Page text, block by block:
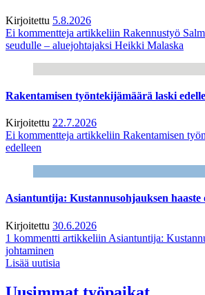
Kirjoitettu 5.8.2026
Ei kommentteja artikkeliin Rakennustyö
seudulle – aluejohtajaksi Heikki Malaska
Rakentamisen työntekijämäärä laski
Kirjoitettu 22.7.2026
Ei kommentteja artikkeliin Rakentamisen
edelleen
Asiantuntija: Kustannusohjauksen haaste
Kirjoitettu 30.6.2026
1 kommentti artikkeliin Asiantuntija:
johtaminen
Lisää uutisia